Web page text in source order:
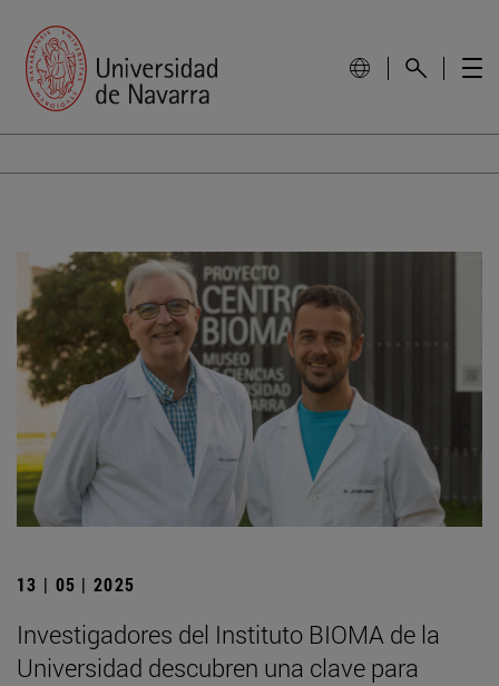
13 | 05 | 2025
Investigadores del Instituto BIOMA de la
Universidad descubren una clave para